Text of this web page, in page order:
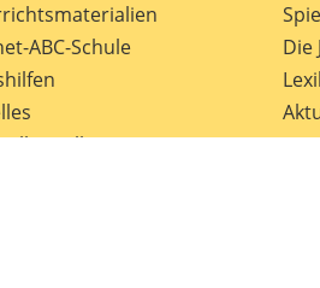
ABC-Schule
Die